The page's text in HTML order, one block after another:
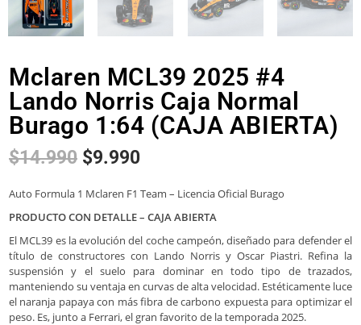
Mclaren MCL39 2025 #4
Lando Norris Caja Normal
Burago 1:64 (CAJA ABIERTA)
$14.990 $9.990
Auto Formula 1 Mclaren F1 Team – Licencia Oficial Burago
PRODUCTO CON DETALLE – CAJA ABIERTA
El MCL39 es la evolución del coche campeón, diseñado para defender el
título de constructores con Lando Norris y Oscar Piastri. Refina la
suspensión y el suelo para dominar en todo tipo de trazados,
manteniendo su ventaja en curvas de alta velocidad. Estéticamente luce
el naranja papaya con más fibra de carbono expuesta para optimizar el
peso. Es, junto a Ferrari, el gran favorito de la temporada 2025.